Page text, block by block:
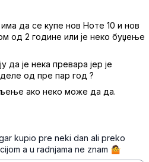
да се купе нов Ноте 10 и нов
од 2 године или је неко буџење
да је нека превара јер је
од пре пар год ?
ако неко може да да.
kupio pre neki dan ali preko
a u radnjama ne znam 🤷